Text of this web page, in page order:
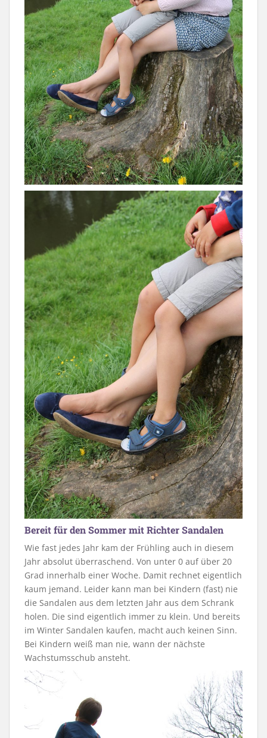
Bereit für den Sommer mit Richter Sandalen
Wie fast jedes Jahr kam der Frühling auch in diesem
Jahr absolut überraschend. Von unter 0 auf über 20
Grad innerhalb einer Woche. Damit rechnet eigentlich
kaum jemand. Leider kann man bei Kindern (fast) nie
die Sandalen aus dem letzten Jahr aus dem Schrank
holen. Die sind eigentlich immer zu klein. Und bereits
im Winter Sandalen kaufen, macht auch keinen Sinn.
Bei Kindern weiß man nie, wann der nächste
Wachstumsschub ansteht.